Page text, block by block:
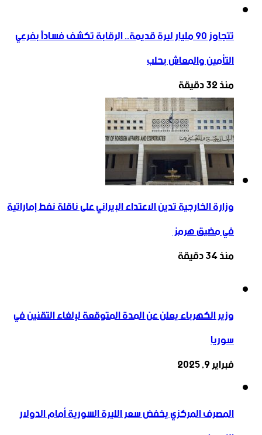
تتجاوز ‌‏90 مليار ليرة قديمة.. الرقابة تكشف فساداً بفرعي
التأمين والمعاش بحلب
منذ 32 دقيقة
وزارة الخارجية تدين الاعتداء الإيراني على ناقلة نفط إماراتية
في مضيق هرمز ‏
منذ 34 دقيقة
وزير الكهرباء يعلن عن المدة المتوقعة لإلغاء التقنين في
سوريا
فبراير 9, 2025
المصرف المركزي يخفض سعر الليرة السورية أمام الدولار